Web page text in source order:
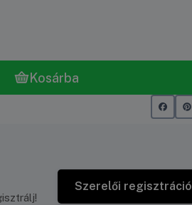
Kosárba
Szerelői regisztráció